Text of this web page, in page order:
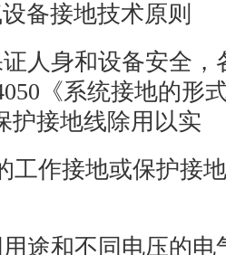
接地技术原则
身和设备安全，
《系统接地的形
护接地线除用以实
作接地或保护接地
和不同电压的电